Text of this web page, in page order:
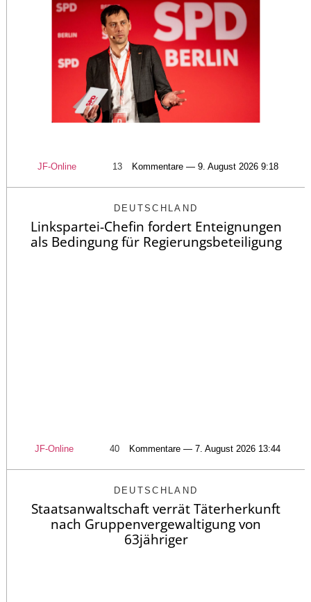
JF-Online 13 Kommentare — 9. August 2026 9:18
DEUTSCHLAND
Linkspartei-Chefin fordert Enteignungen
als Bedingung für Regierungsbeteiligung
JF-Online 40 Kommentare — 7. August 2026 13:44
DEUTSCHLAND
Staatsanwaltschaft verrät Täterherkunft
nach Gruppenvergewaltigung von
63jähriger